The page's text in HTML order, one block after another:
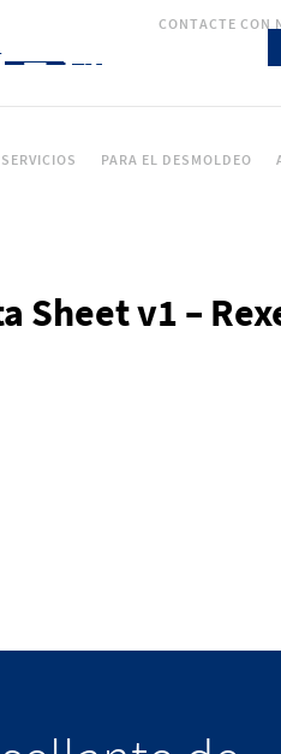
SERVICIOS PARA EL DESMOLDEO
CONTACTE CON
Sheet v1 –